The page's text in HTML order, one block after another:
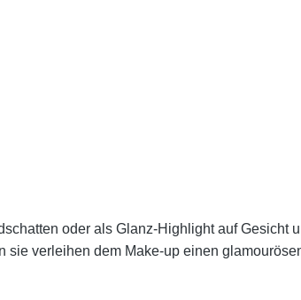
oder als Glanz-Highlight auf Gesicht
verleihen dem Make-up einen